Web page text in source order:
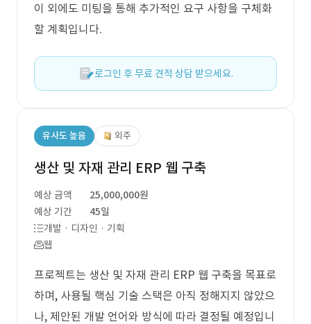
이 외에도 미팅을 통해 추가적인 요구 사항을 구체화
할 계획입니다.
로그인 후 무료 견적 상담 받으세요.
유사도 높음 외주
생산 및 자재 관리 ERP 웹 구축
예상 금액
25,000,000원
예상 기간
45일
개발 · 디자인 · 기획
웹
프로젝트는 생산 및 자재 관리 ERP 웹 구축을 목표로
하며, 사용될 핵심 기술 스택은 아직 정해지지 않았으
나, 제안된 개발 언어와 방식에 따라 결정될 예정입니